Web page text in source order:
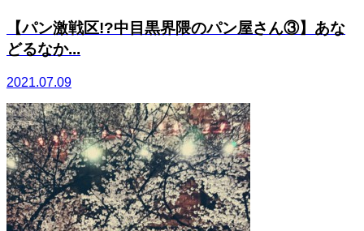
【パン激戦区!?中目黒界隈のパン屋さん③】あな
どるなか...
2021.07.09